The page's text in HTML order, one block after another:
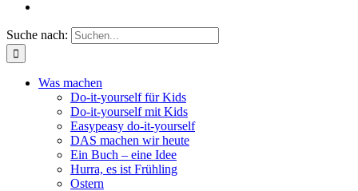
Suche nach:
Was machen
Do-it-yourself für Kids
Do-it-yourself mit Kids
Easypeasy do-it-yourself
DAS machen wir heute
Ein Buch – eine Idee
Hurra, es ist Frühling
Ostern